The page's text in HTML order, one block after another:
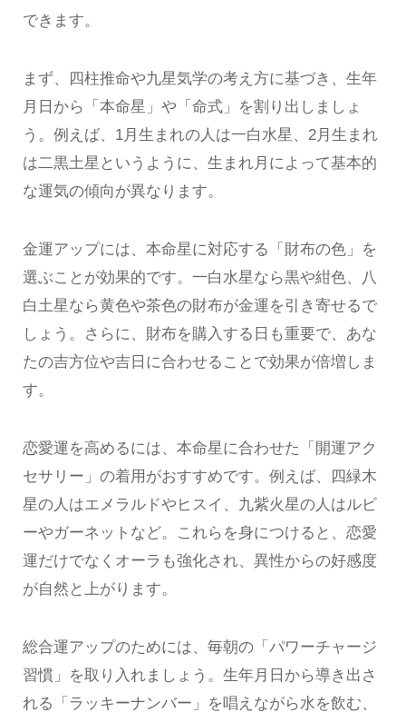
できます。
まず、四柱推命や九星気学の考え方に基づき、生年
月日から「本命星」や「命式」を割り出しましょ
う。例えば、1月生まれの人は一白水星、2月生まれ
は二黒土星というように、生まれ月によって基本的
な運気の傾向が異なります。
金運アップには、本命星に対応する「財布の色」を
選ぶことが効果的です。一白水星なら黒や紺色、八
白土星なら黄色や茶色の財布が金運を引き寄せるで
しょう。さらに、財布を購入する日も重要で、あな
たの吉方位や吉日に合わせることで効果が倍増しま
す。
恋愛運を高めるには、本命星に合わせた「開運アク
セサリー」の着用がおすすめです。例えば、四緑木
星の人はエメラルドやヒスイ、九紫火星の人はルビ
ーやガーネットなど。これらを身につけると、恋愛
運だけでなくオーラも強化され、異性からの好感度
が自然と上がります。
総合運アップのためには、毎朝の「パワーチャージ
習慣」を取り入れましょう。生年月日から導き出さ
れる「ラッキーナンバー」を唱えながら水を飲む、